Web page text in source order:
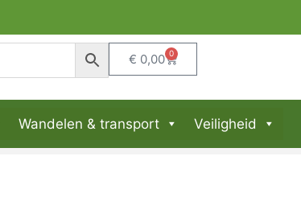
€ 0,00 0
Wandelen & transport Veiligheid